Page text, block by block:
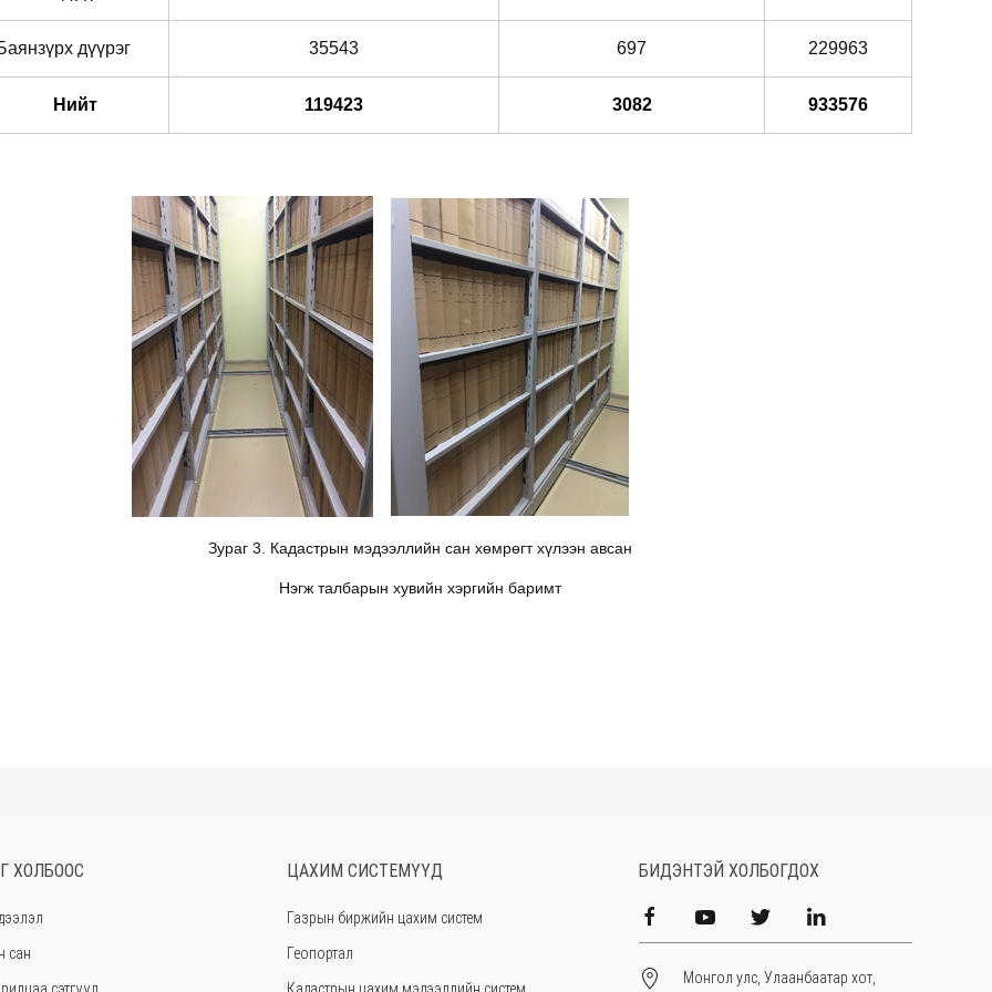
дүүрэг 35543 697 229963
Нийт 119423 3082 933576
Зураг 3. Кадастрын мэдээллийн сан хөмрөгт хүлээн авсан
Нэгж талбарын хувийн хэргийн баримт
ХОЛБООС
сан
ЦАХИМ СИСТЕМҮҮД
Газрын биржийн цахим систем
Геопортал
БИДЭНТЭЙ ХОЛБОГДОХ
Монгол улс, Улаанбаатар хот,